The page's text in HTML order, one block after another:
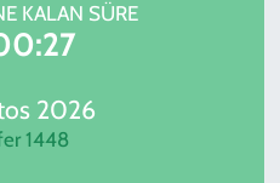
KALAN SÜRE
2026
1448